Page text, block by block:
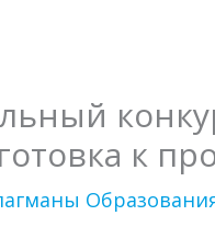
к